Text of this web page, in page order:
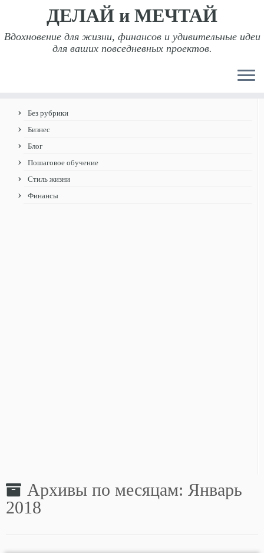
содержимому
ДЕЛАЙ и МЕЧТАЙ
Вдохновение для жизни, финансов и удивительные идеи
для ваших повседневных проектов.
Без рубрики
Бизнес
Блог
Пошаговое обучение
Стиль жизни
Финансы
Архивы по месяцам: Январь
2018